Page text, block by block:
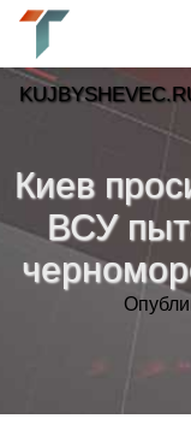
Киев
ВСУ
Новости»
Тренды
Рубрики»
Контакт»